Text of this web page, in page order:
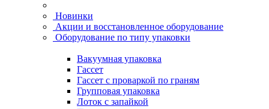
Новинки
Акции и восстановленное оборудование
Оборудование по типу упаковки
Вакуумная упаковка
Гассет
Гассет с проваркой по граням
Групповая упаковка
Лоток с запайкой